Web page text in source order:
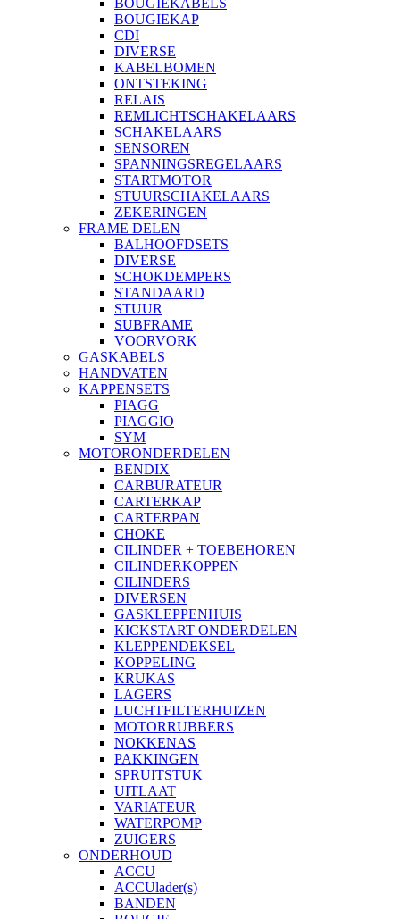
BOUGIEKABELS
BOUGIEKAP
CDI
DIVERSE
KABELBOMEN
ONTSTEKING
RELAIS
REMLICHTSCHAKELAARS
SCHAKELAARS
SENSOREN
SPANNINGSREGELAARS
STARTMOTOR
STUURSCHAKELAARS
ZEKERINGEN
FRAME DELEN
BALHOOFDSETS
DIVERSE
SCHOKDEMPERS
STANDAARD
STUUR
SUBFRAME
VOORVORK
GASKABELS
HANDVATEN
KAPPENSETS
PIAGG
PIAGGIO
SYM
MOTORONDERDELEN
BENDIX
CARBURATEUR
CARTERKAP
CARTERPAN
CHOKE
CILINDER + TOEBEHOREN
CILINDERKOPPEN
CILINDERS
DIVERSEN
GASKLEPPENHUIS
KICKSTART ONDERDELEN
KLEPPENDEKSEL
KOPPELING
KRUKAS
LAGERS
LUCHTFILTERHUIZEN
MOTORRUBBERS
NOKKENAS
PAKKINGEN
SPRUITSTUK
UITLAAT
VARIATEUR
WATERPOMP
ZUIGERS
ONDERHOUD
ACCU
ACCUlader(s)
BANDEN